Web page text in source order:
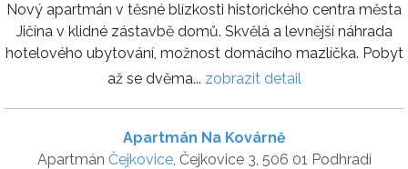
Nový apartmán v těsné blízkosti historického centra města
Jičína v klidné zástavbě domů. Skvělá a levnější náhrada
hotelového ubytování, možnost domácího mazlíčka. Pobyt
až se dvěma... zobrazit detail
Apartmán Na Kovárně
Apartmán Čejkovice, Čejkovice 3, 506 01 Podhradí